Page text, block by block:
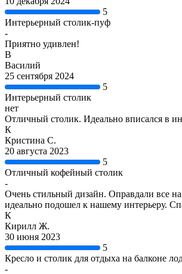
5
Интерьерный столик-пуф
-
Приятно удивлен!
В
Василий
25 сентября 2024
5
Интерьерный столик
нет
Отличный столик. Идеально вписался в
К
Кристина С.
20 августа 2023
5
Отличный кофейный столик
-
Очень стильный дизайн. Оправдали все
идеально подошел к нашему интерьеру.
К
Кирилл Ж.
30 июня 2023
5
Кресло и столик для отдыха на балконе
-